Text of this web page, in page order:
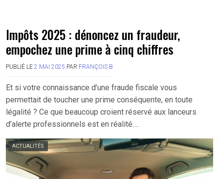
Impôts 2025 : dénoncez un fraudeur,
empochez une prime à cinq chiffres
PUBLIÉ LE 2 MAI 2025 PAR FRANÇOIS B
Et si votre connaissance d’une fraude fiscale vous
permettait de toucher une prime conséquente, en toute
légalité ? Ce que beaucoup croient réservé aux lanceurs
d’alerte professionnels est en réalité….
ACTUALITÉS